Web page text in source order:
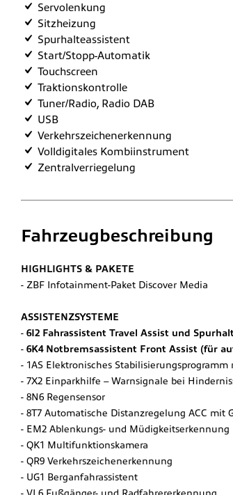
Servolenkung
Sitzheizung
Spurhalteassistent
Start/Stopp-Automatik
Touchscreen
Traktionskontrolle
Tuner/Radio, Radio DAB
USB
Verkehrszeichenerkennung
Volldigitales Kombiinstrument
Zentralverriegelung
Fahrzeugbeschreibung
HIGHLIGHTS & PAKETE
ZBF Infotainment-Paket Discover Media
ASSISTENZSYSTEME
6I2 Fahrassistent Travel Assist und
6K4 Notbremsassistent Front Assist (für
1AS Elektronisches
7X2 Einparkhilfe – Warnsignale bei
8N6 Regensensor
8T7 Automatische Distanzregelung ACC mit
EM2 Ablenkungs- und Müdigkeitserkennung
QK1 Multifunktionskamera
QR9 Verkehrszeichenerkennung
UG1 Berganfahrassistent
VL6 Fußgänger- und Radfahrererkennung